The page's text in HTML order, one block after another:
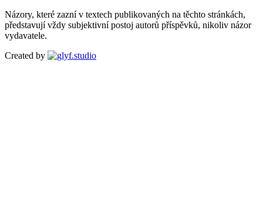
Názory, které zazní v textech publikovaných na těchto stránkách,
představují vždy subjektivní postoj autorů příspěvků, nikoliv názor
vydavatele.
Created by